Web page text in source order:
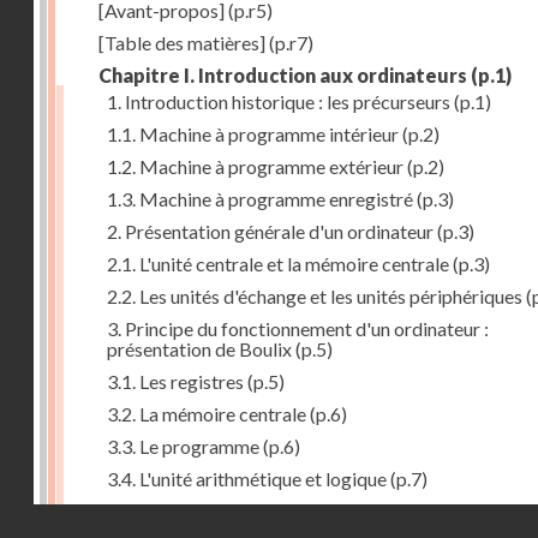
[Avant-propos](p.r5)
[Table des matières](p.r7)
Chapitre I. Introduction aux ordinateurs (p.1)
1. Introduction historique : les précurseurs (p.1)
1.1. Machine à programme intérieur(p.2)
1.2. Machine à programme extérieur(p.2)
1.3. Machine à programme enregistré(p.3)
2. Présentation générale d'un ordinateur(p.3)
2.1. L'unité centrale et la mémoire centrale(p.3)
2.2. Les unités d'échange et les unités périphériques
3. Principe du fonctionnement d'un ordinateur :
présentation de Boulix(p.5)
3.1. Les registres (p.5)
3.2. La mémoire centrale(p.6)
3.3. Le programme(p.6)
3.4. L'unité arithmétique et logique(p.7)
3.5. L'unité de contrôle(p.8)